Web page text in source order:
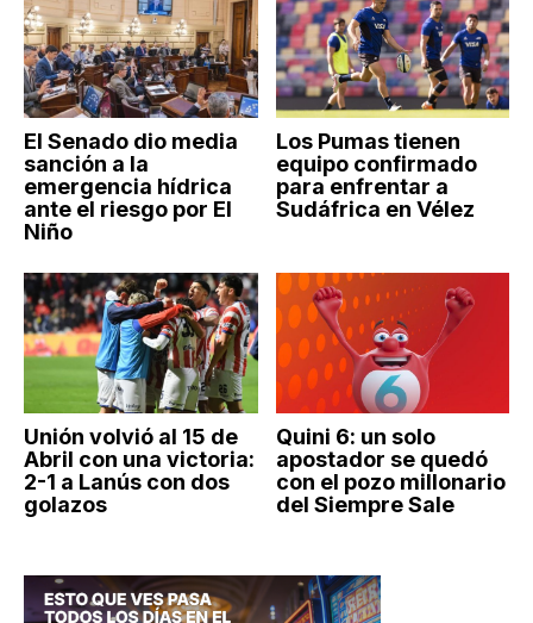
El Senado dio media
sanción a la
emergencia hídrica
ante el riesgo por El
Niño
Los Pumas tienen
equipo confirmado
para enfrentar a
Sudáfrica en Vélez
Unión volvió al 15 de
Abril con una victoria:
2-1 a Lanús con dos
golazos
Quini 6: un solo
apostador se quedó
con el pozo millonario
del Siempre Sale